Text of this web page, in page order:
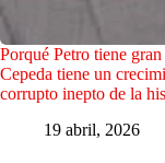
Porqué Petro tiene
Cepeda tiene un
corrupto inepto de la
19 abril, 2026